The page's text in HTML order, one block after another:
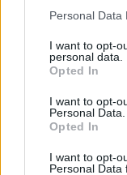
Personal Data
I want to opt-
personal data.
Opted In
I want to opt-
Personal Data.
Opted In
I want to opt-
Personal Data
A Better
Williams
Ο Robbie
άλμπουμ
και Tony